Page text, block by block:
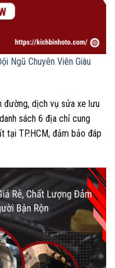
Ngũ Chuyên Viên Giàu
đường, dịch vụ sửa xe lưu
sách 6 địa chỉ cung
tại TP.HCM, đảm bảo đáp